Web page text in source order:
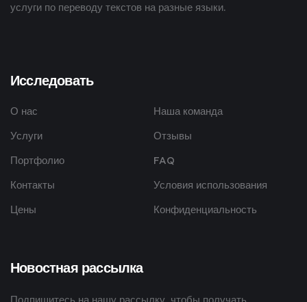
услуги по переводу текстов на разные языки.
Исследовать
О нас
Наша команда
Услуги
Отзывы
Портфолио
FAQ
Контакты
Условия использования
Цены
Конфиденциальность
Новостная рассылка